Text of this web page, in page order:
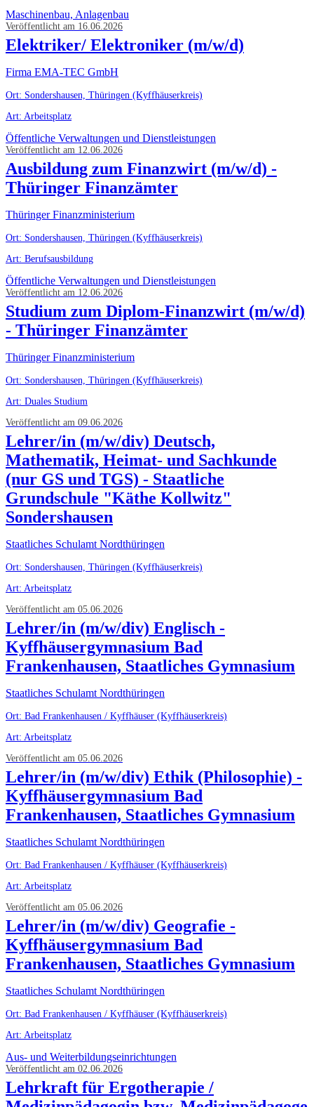
Maschinenbau, Anlagenbau
Veröffentlicht am 16.06.2026
Elektriker/ Elektroniker (m/w/d)
Firma EMA-TEC GmbH
Ort: Sondershausen, Thüringen (Kyffhäuserkreis)
Art: Arbeitsplatz
Öffentliche Verwaltungen und Dienstleistungen
Veröffentlicht am 12.06.2026
Ausbildung zum Finanzwirt (m/w/d) -
Thüringer Finanzämter
Thüringer Finanzministerium
Ort: Sondershausen, Thüringen (Kyffhäuserkreis)
Art: Berufsausbildung
Öffentliche Verwaltungen und Dienstleistungen
Veröffentlicht am 12.06.2026
Studium zum Diplom-Finanzwirt (m/w/d)
- Thüringer Finanzämter
Thüringer Finanzministerium
Ort: Sondershausen, Thüringen (Kyffhäuserkreis)
Art: Duales Studium
Veröffentlicht am 09.06.2026
Lehrer/in (m/w/div) Deutsch,
Mathematik, Heimat- und Sachkunde
(nur GS und TGS) - Staatliche
Grundschule "Käthe Kollwitz"
Sondershausen
Staatliches Schulamt Nordthüringen
Ort: Sondershausen, Thüringen (Kyffhäuserkreis)
Art: Arbeitsplatz
Veröffentlicht am 05.06.2026
Lehrer/in (m/w/div) Englisch -
Kyffhäusergymnasium Bad
Frankenhausen, Staatliches Gymnasium
Staatliches Schulamt Nordthüringen
Ort: Bad Frankenhausen / Kyffhäuser (Kyffhäuserkreis)
Art: Arbeitsplatz
Veröffentlicht am 05.06.2026
Lehrer/in (m/w/div) Ethik (Philosophie) -
Kyffhäusergymnasium Bad
Frankenhausen, Staatliches Gymnasium
Staatliches Schulamt Nordthüringen
Ort: Bad Frankenhausen / Kyffhäuser (Kyffhäuserkreis)
Art: Arbeitsplatz
Veröffentlicht am 05.06.2026
Lehrer/in (m/w/div) Geografie -
Kyffhäusergymnasium Bad
Frankenhausen, Staatliches Gymnasium
Staatliches Schulamt Nordthüringen
Ort: Bad Frankenhausen / Kyffhäuser (Kyffhäuserkreis)
Art: Arbeitsplatz
Aus- und Weiterbildungseinrichtungen
Veröffentlicht am 02.06.2026
Lehrkraft für Ergotherapie /